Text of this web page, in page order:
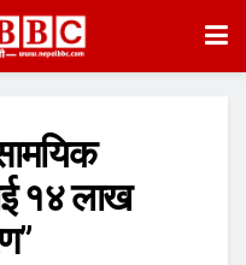
१४ लाख